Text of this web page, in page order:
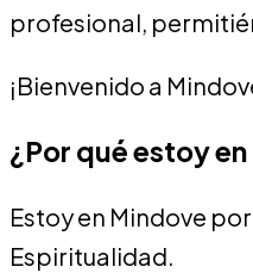
profesional,
¡Bienvenido a
¿Por qué estoy
Estoy en Mindove
Espiritualidad.